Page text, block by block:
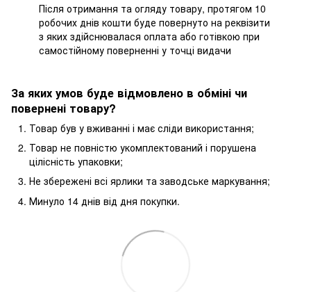
Після отримання та огляду товару, протягом 10
робочих днів кошти буде повернуто на реквізити
з яких здійснювалася оплата або готівкою при
самостійному поверненні у точці видачи
За яких умов буде відмовлено в обміні чи
повернені товару?
Товар був у вживанні і має сліди використання;
Товар не повністю укомплектований і порушена
цілісність упаковки;
Не збережені всі ярлики та заводське маркування;
Минуло 14 днів від дня покупки.